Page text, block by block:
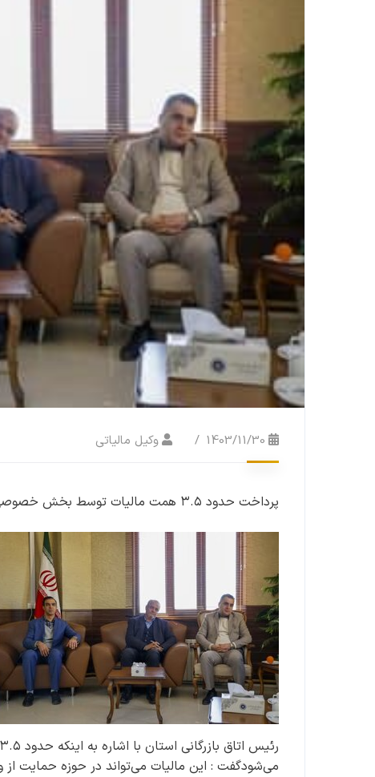
1403/11/30 وکیل مالیاتی
پرداخت حدود ۳.۵ همت مالیات توسط بخش خصوصی چهارمحال و بختیاری
می‌شودگفت : این مالیات می‌تواند در حوزه حمایت